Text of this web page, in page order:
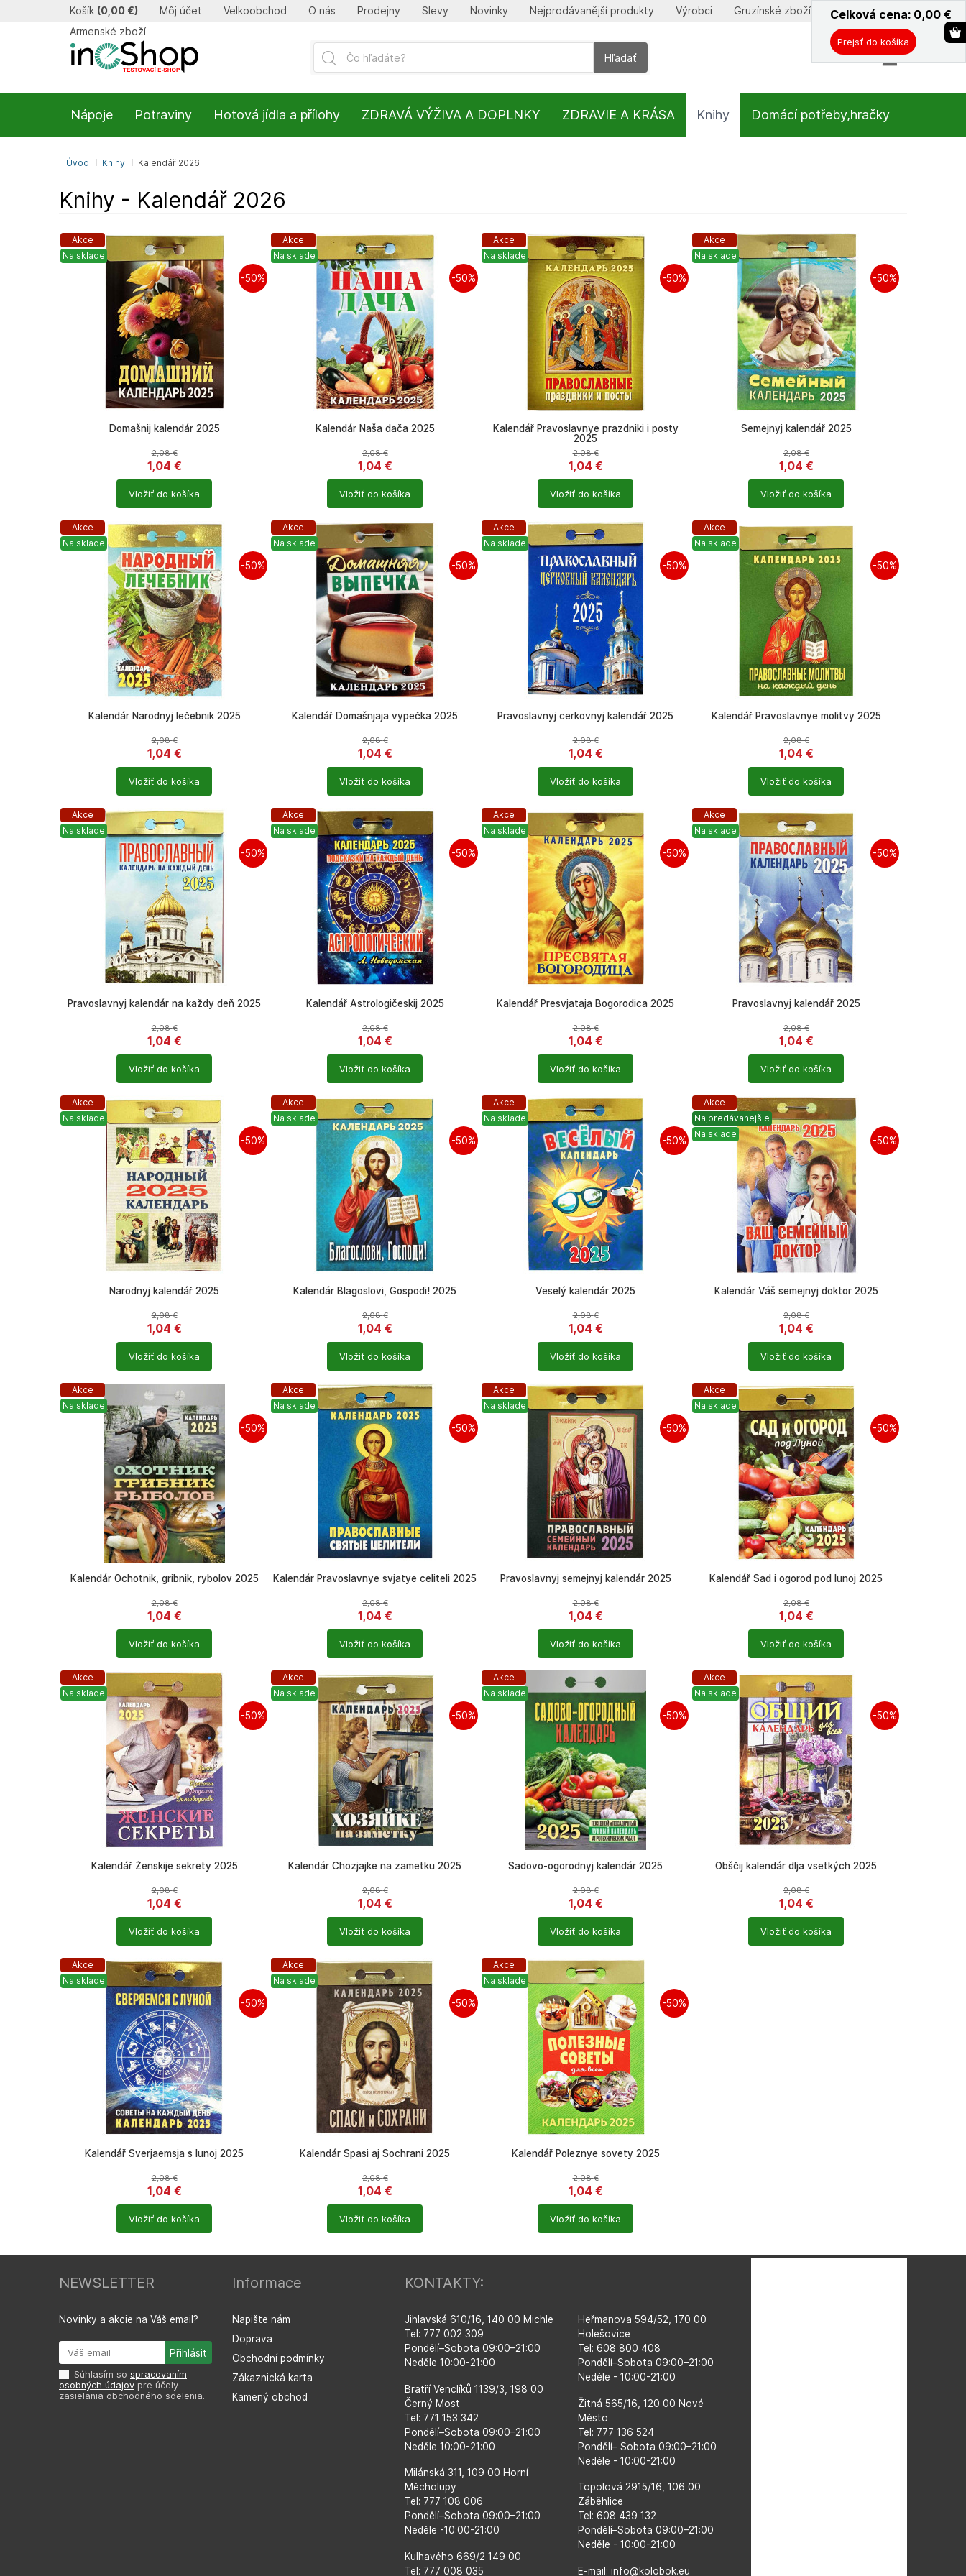
Knihy - Kalendář 2026
Akce
Na sklade
Domašnij kalendár 2025
1,04 €
2,08€
-50%
Vložiť do košíka
Akce
Na sklade
Kalendár Naša dača 2025
1,04 €
2,08€
-50%
Vložiť do košíka
Akce
Na sklade
Kalendář Pravoslavnye prazdniki i posty
2025
1,04 €
2,08€
-50%
Vložiť do košíka
Akce
Na sklade
Semejnyj kalendář 2025
1,04 €
2,08€
-50%
Vložiť do košíka
Akce
Na sklade
Kalendár Narodnyj lečebnik 2025
1,04 €
2,08€
-50%
Vložiť do košíka
Akce
Na sklade
Kalendář Domašnjaja vypečka 2025
1,04 €
2,08€
-50%
Vložiť do košíka
Akce
Na sklade
Pravoslavnyj cerkovnyj kalendář 2025
1,04 €
2,08€
-50%
Vložiť do košíka
Akce
Na sklade
Kalendář Pravoslavnye molitvy 2025
1,04 €
2,08€
-50%
Vložiť do košíka
Akce
Na sklade
Pravoslavnyj kalendár na každy deň 2025
1,04 €
2,08€
-50%
Vložiť do košíka
Akce
Na sklade
Kalendář Astrologičeskij 2025
1,04 €
2,08€
-50%
Vložiť do košíka
Akce
Na sklade
Kalendář Presvjataja Bogorodica 2025
1,04 €
2,08€
-50%
Vložiť do košíka
Akce
Na sklade
Pravoslavnyj kalendář 2025
1,04 €
2,08€
-50%
Vložiť do košíka
Akce
Na sklade
Narodnyj kalendář 2025
1,04 €
2,08€
-50%
Vložiť do košíka
Akce
Na sklade
Kalendár Blagoslovi, Gospodi! 2025
1,04 €
2,08€
-50%
Vložiť do košíka
Akce
Na sklade
Veselý kalendár 2025
1,04 €
2,08€
-50%
Vložiť do košíka
Akce
Najpredávanejšie
Na sklade
Kalendár Váš semejnyj doktor 2025
1,04 €
2,08€
-50%
Vložiť do košíka
Akce
Na sklade
Kalendár Ochotnik, gribnik, rybolov 2025
1,04 €
2,08€
-50%
Vložiť do košíka
Akce
Na sklade
Kalendár Pravoslavnye svjatye celiteli 2025
1,04 €
2,08€
-50%
Vložiť do košíka
Akce
Na sklade
Pravoslavnyj semejnyj kalendár 2025
1,04 €
2,08€
-50%
Vložiť do košíka
Akce
Na sklade
Kalendář Sad i ogorod pod lunoj 2025
1,04 €
2,08€
-50%
Vložiť do košíka
Akce
Na sklade
Kalendář Ženskije sekrety 2025
1,04 €
2,08€
-50%
Vložiť do košíka
Akce
Na sklade
Kalendár Chozjajke na zametku 2025
1,04 €
2,08€
-50%
Vložiť do košíka
Akce
Na sklade
Sadovo-ogorodnyj kalendár 2025
1,04 €
2,08€
-50%
Vložiť do košíka
Akce
Na sklade
Obščij kalendár dlja vsetkých 2025
1,04 €
2,08€
-50%
Vložiť do košíka
Akce
Na sklade
Kalendář Sverjaemsja s lunoj 2025
1,04 €
2,08€
-50%
Vložiť do košíka
Akce
Na sklade
Kalendár Spasi aj Sochrani 2025
1,04 €
2,08€
-50%
Vložiť do košíka
Akce
Na sklade
Kalendář Poleznye sovety 2025
1,04 €
2,08€
-50%
Vložiť do košíka
Hľadať
ˇ
Celková cena: 0,00 €
Prejsť do košíka
Košík (0,00 €) Môj účet Velkoobchod O nás Prodejny Slevy Novinky Nejprodávanější produkty Výrobci
Gruzínské zboží
Armenské zboží
Úvod Knihy Kalendář 2026
Nápoje Potraviny Hotová jídla a přílohy ZDRAVÁ VÝŽIVA A DOPLNKY ZDRAVIE A KRÁSA Knihy Domácí potřeby,hračky
NEWSLETTER
Novinky a akcie na Váš email?
Súhlasím so spracovaním
osobných údajov pre účely
zasielania obchodného sdelenia.
Informace
Napište nám
Doprava
Obchodní podmínky
Zákaznická karta
Kamený obchod
KONTAKTY:
Jihlavská 610/16, 140 00 Michle
Tel: 777 002 309
Pondělí–​Sobota 09:00–​21:00
Neděle 10:00-21:00
Bratří Venclíků 1139/3, 198 00
Černý Most
Tel: 771 153 342
Pondělí–​Sobota 09:00–​21:00
Neděle 10:00-21:00
Milánská 311, 109 00 Horní
Měcholupy
Tel: 777 108 006
Pondělí–​Sobota 09:00–​21:00
Neděle -10:00-21:00
Kulhavého 669/2 149 00
Tel: 777 008 035
Heřmanova 594/52, 170 00
Holešovice
Tel: 608 800 408
Pondělí–​Sobota 09:00–​21:00
Neděle - 10:00-21:00
Žitná 565/16, 120 00 Nové
Město
Tel: 777 136 524
Pondělí– Sobota 09:00–21:00
Neděle - 10:00-21:00
Topolová 2915/16, 106 00
Záběhlice
Tel: 608 439 132
Pondělí–​Sobota 09:00–​21:00
Neděle - 10:00-21:00
E-mail: info@kolobok.eu